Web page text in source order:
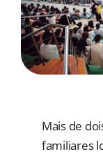
Mais de
familiares